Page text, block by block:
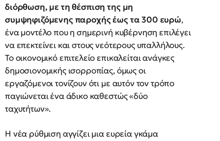
διόρθωση, με τη θέσπιση της μη
συμψηφιζόμενης παροχής έως τα 300 ευρώ,
ένα μοντέλο που η σημερινή κυβέρνηση επιλέγει
να επεκτείνει και στους νεότερους υπαλλήλους.
Το οικονομικό επιτελείο επικαλείται ανάγκες
δημοσιονομικής ισορροπίας, όμως οι
εργαζόμενοι τονίζουν ότι με αυτόν τον τρόπο
παγιώνεται ένα άδικο καθεστώς «δύο
ταχυτήτων».
Η νέα ρύθμιση αγγίζει μια ευρεία γκάμα